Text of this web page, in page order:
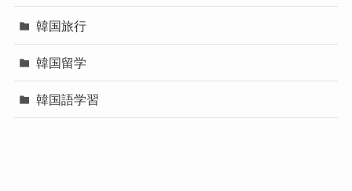
韓国旅行
韓国留学
韓国語学習